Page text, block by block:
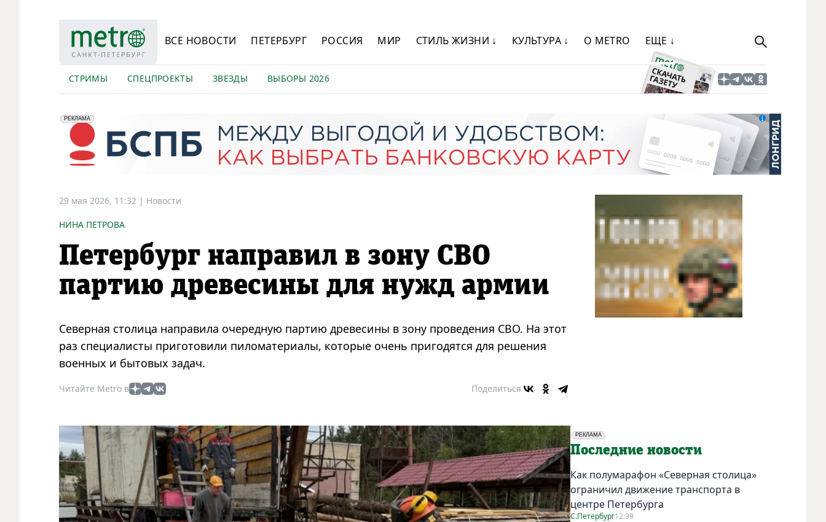
ВСЕ НОВОСТИ ПЕТЕРБУРГ РОССИЯ МИР СТИЛЬ ЖИЗНИ ↓ КУЛЬТУРА ↓ О METRO ЕЩЕ ↓
СТРИМЫ СПЕЦПРОЕКТЫ ЗВЕЗДЫ ВЫБОРЫ 2026
erid: 2VfnxyFybV5
РЕКЛАМА
ПАО "Банк "Санкт-Петербург", ИНН: 7831000027
29 мая 2026, 11:32 | Новости
НИНА ПЕТРОВА
Петербург направил в зону СВО
партию древесины для нужд армии
Северная столица направила очередную партию древесины в зону проведения СВО. На этот
раз специалисты приготовили пиломатериалы, которые очень пригодятся для решения
военных и бытовых задач.
Читайте Metro в Поделиться
РЕКЛАМА
Социальная реклама
Последние новости
Как полумарафон «Северная столица»
ограничил движение транспорта в
центре Петербурга
С.Петербург12:39